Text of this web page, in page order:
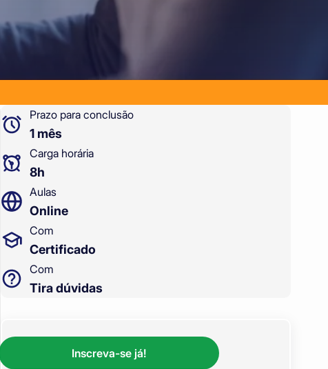
Prazo para conclusão
1 mês
Carga horária
8h
Aulas
Online
Com
Certificado
Com
Tira dúvidas
Inscreva-se já!